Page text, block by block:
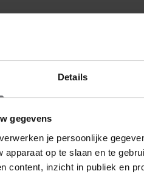
Details
gegevens
verwerken je persoonlijke
apparaat op te slaan en te
content, inzicht in publiek en
WILLEKE